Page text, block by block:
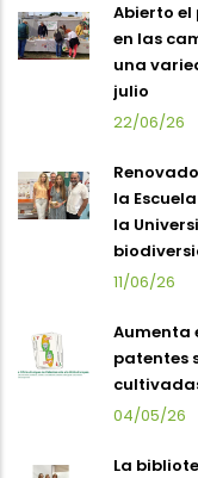
Abierto
en las
una
julio
22/06/26
la
la
11/06/26
Aumenta
patentes
04/05/26
La